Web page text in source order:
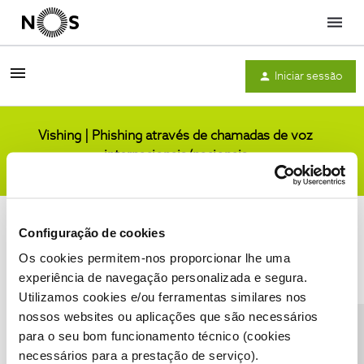
Configuração de cookies
Os cookies permitem-nos proporcionar lhe uma
experiência de navegação personalizada e segura.
Utilizamos cookies e/ou ferramentas similares nos
nossos websites ou aplicações que são necessários
para o seu bom funcionamento técnico (cookies
necessários para a prestação de serviço).
Menu
Iniciar sessão
Vishing | Phishing através de chamadas de voz
internacionais/nacionais
Condições do Fórum NOS Accessibility statement